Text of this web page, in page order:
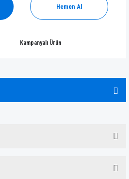
Hemen Al
Kampanyalı Ürün